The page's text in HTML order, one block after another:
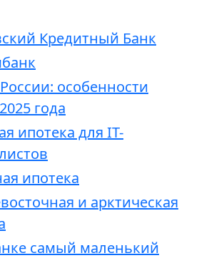
Кредитный Банк
особенности
года
ипотека для IT-
ипотека
и арктическая
самый маленький